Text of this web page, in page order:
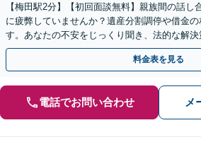
【梅田駅2分】【初回面談無料】親族間の話し
に疲弊していませんか？遺産分割調停や借金
す。あなたの不安をじっくり聞き、法的な解決
な相続問題はお任せください【休日・夜間相談
料金表を見る
電話でお問い合わせ メ